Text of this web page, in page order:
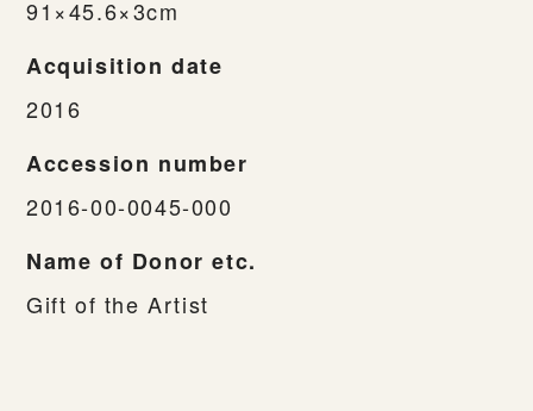
91×45.6×3cm
Acquisition date
2016
Accession number
2016-00-0045-000
Name of Donor etc.
Gift of the Artist